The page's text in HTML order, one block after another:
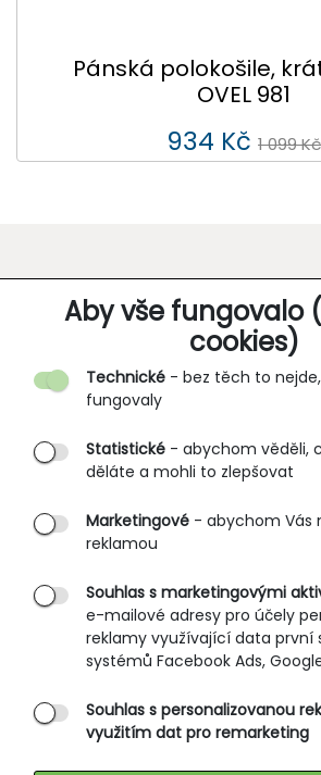
Aby vše fungovalo
cookies)
Technické - bez těch to
fungovaly
Statistické - abychom věděli,
děláte a mohli to zlepšovat
Marketingové - abychom Vás
reklamou
Souhlas s marketingovými
e-mailové adresy pro účely
reklamy využívající data první
systémů Facebook Ads,
Souhlas s personalizovanou
využitím dat pro remarketing
Pánská polokošile,
OVEL 981
934 Kč 1 099 Kč
O SPOLEČNOSTI
O nás
Partnerské prodejny
B2B vstup
PRŮVODCE NAKUPOVÁNÍM
Obchodní podmínky
Rozměrové tabulky
Způsoby doručení
Ochrana osobních údajů
SLUŽBY ZÁKAZNÍKŮM